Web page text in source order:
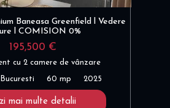
Baneasa Greenfield l Vedere
l COMISION 0%
195,500 €
cu 2 camere de vânzare
60 mp 2025
mai multe detalii